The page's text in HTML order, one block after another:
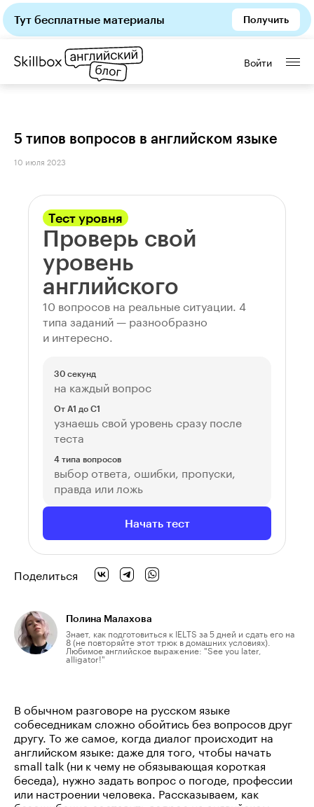
Тут бесплатные материалы Получить
Войти
5 типов вопросов в английском языке
10 июля 2023
Тест уровня
Проверь свой
уровень
английского
10 вопросов на реальные ситуации. 4
типа заданий — разнообразно
и интересно.
30 секунд
на каждый вопрос
От A1 до C1
узнаешь свой уровень сразу после
теста
4 типа вопросов
выбор ответа, ошибки, пропуски,
правда или ложь
Начать тест
Поделиться
Полина Малахова
Знает, как подготовиться к IELTS за 5 дней и сдать его на
8 (не повторяйте этот трюк в домашних условиях).
Любимое английское выражение: "See you later,
alligator!"
В обычном разговоре на русском языке
собеседникам сложно обойтись без вопросов друг
другу. То же самое, когда диалог происходит на
английском языке: даже для того, чтобы начать
small talk (ни к чему не обязывающая короткая
беседа), нужно задать вопрос о погоде, профессии
или настроении человека. Рассказываем, как